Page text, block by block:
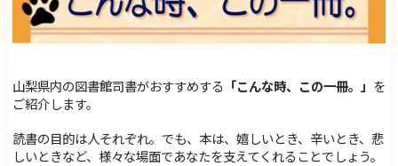
障害のある方へ
交通・アクセス
検索
山梨県内の図書館司書がおすすめする 「こんな時、この一冊。」 を
ご紹介します。
読書の目的は人それぞれ。でも、本は、嬉しいとき、辛いとき、悲
しいときなど、様々な場面であなたを支えてくれることでしょう。